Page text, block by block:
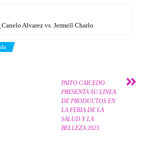
Alvarez vs. Jermell Charlo
PAITO CAICEDO
PRESENTA SU LINEA
DE PRODUCTOS EN
LA FERIA DE LA
SALUD Y LA
BELLEZA 2023